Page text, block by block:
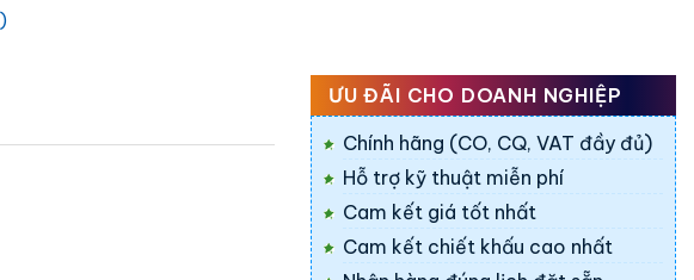
ƯU ĐÃI CHO DOANH NGHIỆP
Chính hãng (CO, CQ, VAT đầy đủ)
Hỗ trợ kỹ thuật miễn phí
Cam kết giá tốt nhất
Cam kết chiết khấu cao nhất